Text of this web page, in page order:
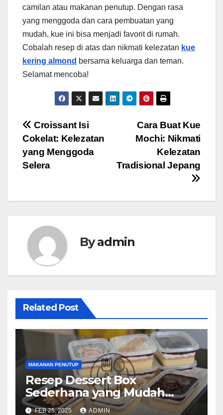
camilan atau makanan penutup. Dengan rasa
yang menggoda dan cara pembuatan yang
mudah, kue ini bisa menjadi favorit di rumah.
Cobalah resep di atas dan nikmati kelezatan kue
kering almond bersama keluarga dan teman.
Selamat mencoba!
Post
navigation
Cara Buat Kue
Mochi: Nikmati
Kelezatan
Tradisional Jepang
Croissant Isi
Cokelat: Kelezatan
yang Menggoda
Selera
Byadmin
Related Post
MAKANAN PENUTUP
Resep Dessert Box
Sederhana yang Mudah
Dibuat di Rumah
FEB 25, 2025 ADMIN